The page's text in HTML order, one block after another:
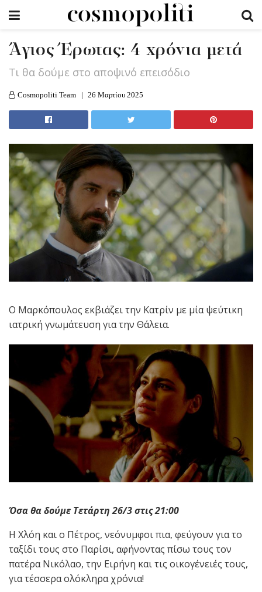
Άγιος Έρωτας: 4 χρόνια μετά
Τι θα δούμε στο αποψινό επεισόδιο
Cosmopoliti Team 26 Μαρτίου 2025
Ο Μαρκόπουλος εκβιάζει την Κατρίν με μία ψεύτικη
ιατρική γνωμάτευση για την Θάλεια.
Όσα θα δούμε Τετάρτη 26/3 στις 21:00
Η Χλόη και ο Πέτρος, νεόνυμφοι πια, φεύγουν για το
ταξίδι τους στο Παρίσι, αφήνοντας πίσω τους τον
πατέρα Νικόλαο, την Ειρήνη και τις οικογένειές τους,
για τέσσερα ολόκληρα χρόνια!